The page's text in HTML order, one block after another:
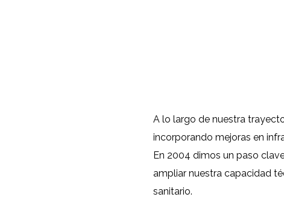
A lo largo de nuestra
incorporando mejoras en
En 2004 dimos un paso
ampliar nuestra capacidad
sanitario.